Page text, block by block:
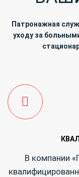
Патронажная
уходу за
В компании